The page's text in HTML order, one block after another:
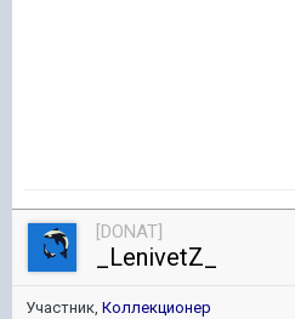
[DONAT]
_LenivetZ_
Участник, Коллекционер